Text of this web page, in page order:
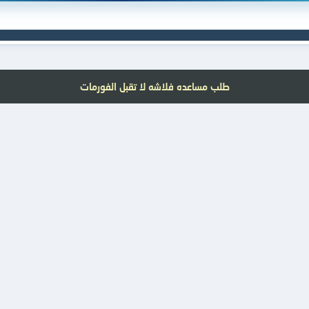
طلب مساعده فلاشه لا تقبل الفورمات